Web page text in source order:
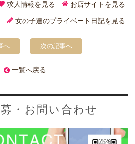
求人情報を見る お店サイトを見る
女の子達のプライベート日記を見る
へ 次の記事へ
一覧へ戻る
・お問い合わせ